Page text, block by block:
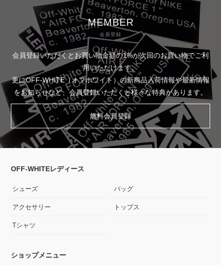
MEMBER
会員登録
会員登録いただくとお買い物金額の1%が次回のお買い物でご利
用いただけます。
更にOFF-WHITE（オフホワイト）の新商品入荷情報や最新情報
をお知らせなど、会員登録いただくと様々な特典があります。
無料会員登録
OFF-WHITEレディース
シューズ バッグ
アクセサリー トップス
Tシャツ
ショップメニュー